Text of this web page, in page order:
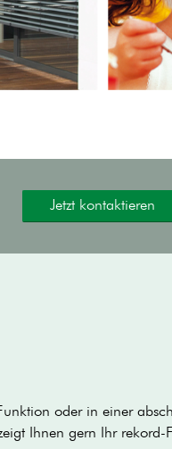
Jetzt kontaktieren
oder in einer
Ihnen gern Ihr rekord-